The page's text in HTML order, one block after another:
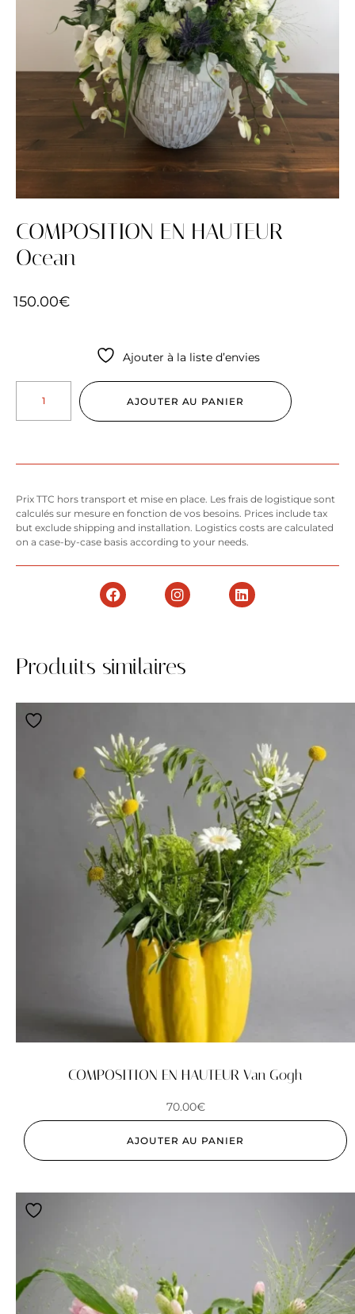
COMPOSITION EN HAUTEUR
Ocean
150.00€
Ajouter à la liste d’envies
AJOUTER AU PANIER
Prix TTC hors transport et mise en place. Les frais de logistique sont
calculés sur mesure en fonction de vos besoins. Prices include tax
but exclude shipping and installation. Logistics costs are calculated
on a case-by-case basis according to your needs.
Produits similaires
COMPOSITION EN HAUTEUR Van Gogh
70.00€
AJOUTER AU PANIER